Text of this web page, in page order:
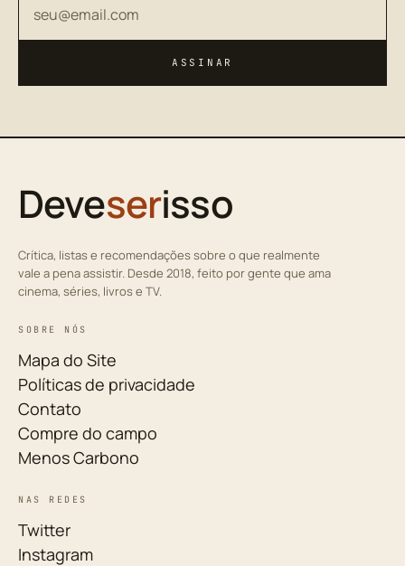
ASSINAR
Deveserisso
Crítica, listas e recomendações sobre o que realmente
vale a pena assistir. Desde 2018, feito por gente que ama
cinema, séries, livros e TV.
SOBRE NÓS
Mapa do Site
Políticas de privacidade
Contato
Compre do campo
Menos Carbono
NAS REDES
Twitter
Instagram